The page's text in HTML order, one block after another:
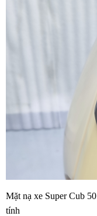
Mặt nạ xe Super Cub
tính